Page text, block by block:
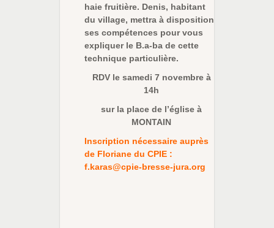
haie fruitière. Denis, habitant
du village, mettra à disposition
ses compétences pour vous
expliquer le B.a-ba de cette
technique particulière.
RDV le samedi 7 novembre à
14h
sur la place de l’église à
MONTAIN
Inscription nécessaire auprès
de Floriane du CPIE :
f.karas@cpie-bresse-jura.org